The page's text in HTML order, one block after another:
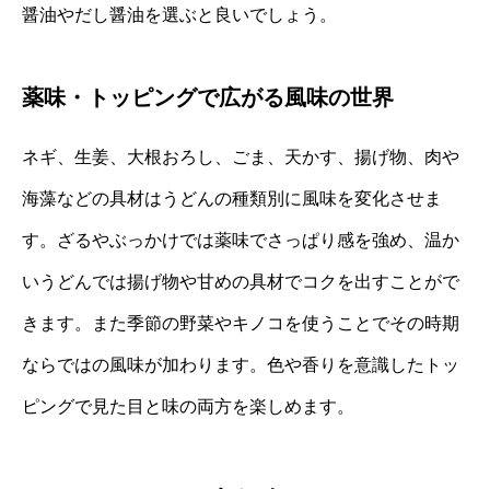
醤油やだし醤油を選ぶと良いでしょう。
薬味・トッピングで広がる風味の世界
ネギ、生姜、大根おろし、ごま、天かす、揚げ物、肉や
海藻などの具材はうどんの種類別に風味を変化させま
す。ざるやぶっかけでは薬味でさっぱり感を強め、温か
いうどんでは揚げ物や甘めの具材でコクを出すことがで
きます。また季節の野菜やキノコを使うことでその時期
ならではの風味が加わります。色や香りを意識したトッ
ピングで見た目と味の両方を楽しめます。